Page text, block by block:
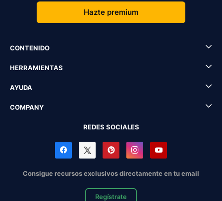
Hazte premium
CONTENIDO
HERRAMIENTAS
AYUDA
COMPANY
REDES SOCIALES
Consigue recursos exclusivos directamente en tu email
Regístrate